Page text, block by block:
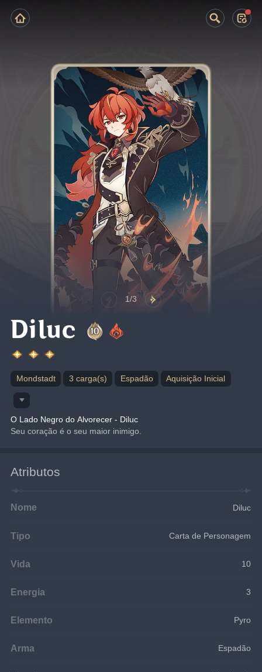
1/3
Diluc
Mondstadt 3 carga(s) Espadão Aquisição Inicial
O Lado Negro do Alvorecer - Diluc
Seu coração é o seu maior inimigo.
Atributos
Nome Diluc
Tipo Carta de Personagem
Vida 10
Energia 3
Elemento Pyro
Arma Espadão